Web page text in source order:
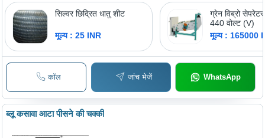
सिल्वर छिद्रित धातु शीट
मूल्य : 25 INR
ग्रेन विब्रो
440 वोल्ट (V)
मूल्य : 165000
कॉल जांच भेजें WhatsApp
ब्लू कसावा आटा पीसने की चक्की